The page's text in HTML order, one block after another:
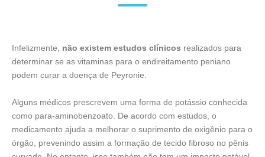
Infelizmente, não existem estudos clínicos realizados para
determinar se as vitaminas para o endireitamento peniano
podem curar a doença de Peyronie.
Alguns médicos prescrevem uma forma de potássio conhecida
como para-aminobenzoato. De acordo com estudos, o
medicamento ajuda a melhorar o suprimento de oxigênio para o
órgão, prevenindo assim a formação de tecido fibroso no pênis